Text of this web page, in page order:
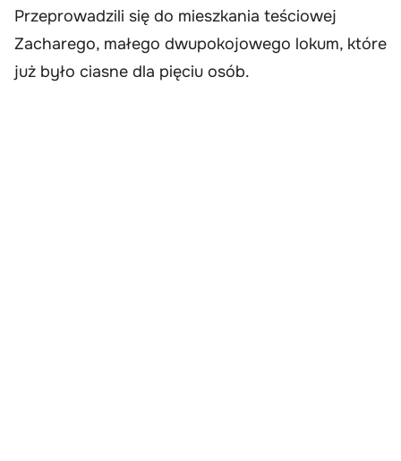
Przeprowadzili się do mieszkania teściowej
Zacharego, małego dwupokojowego lokum, które
już było ciasne dla pięciu osób.